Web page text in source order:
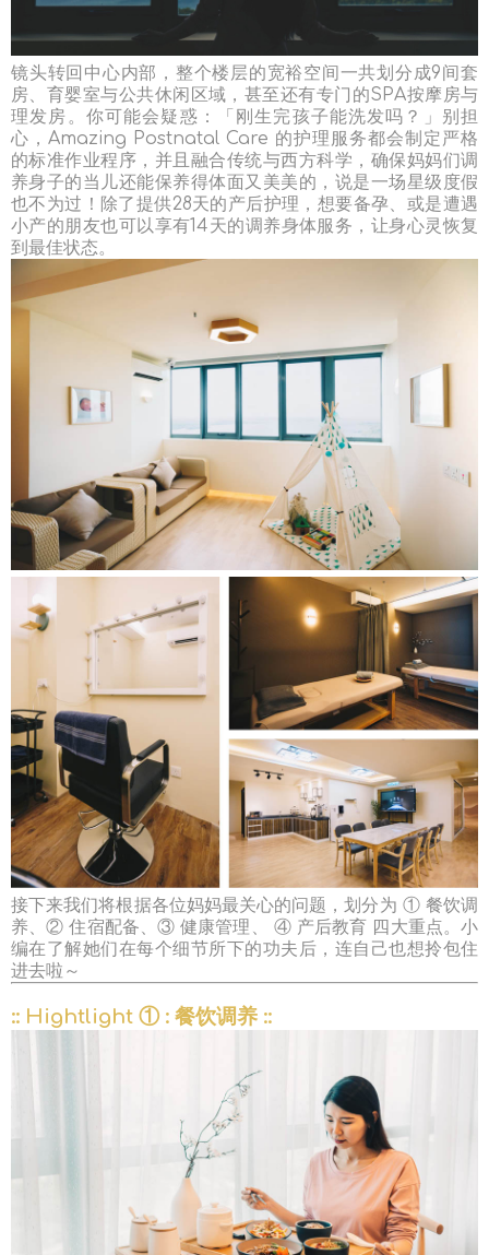
镜头转回中心内部，整个楼层的宽裕空间一共划分成9间套
房、育婴室与公共休闲区域，甚至还有专门的SPA按摩房与
理发房。你可能会疑惑：「刚生完孩子能洗发吗？」别担
心，Amazing Postnatal Care 的护理服务都会制定严格
的标准作业程序，并且融合传统与西方科学，确保妈妈们调
养身子的当儿还能保养得体面又美美的，说是一场星级度假
也不为过！除了提供28天的产后护理，想要备孕、或是遭遇
小产的朋友也可以享有14天的调养身体服务，让身心灵恢复
到最佳状态。
接下来我们将根据各位妈妈最关心的问题，划分为 ① 餐饮调
养、② 住宿配备、③ 健康管理、 ④ 产后教育 四大重点。小
编在了解她们在每个细节所下的功夫后，连自己也想拎包住
进去啦～
:: Hightlight ① : 餐饮调养 ::